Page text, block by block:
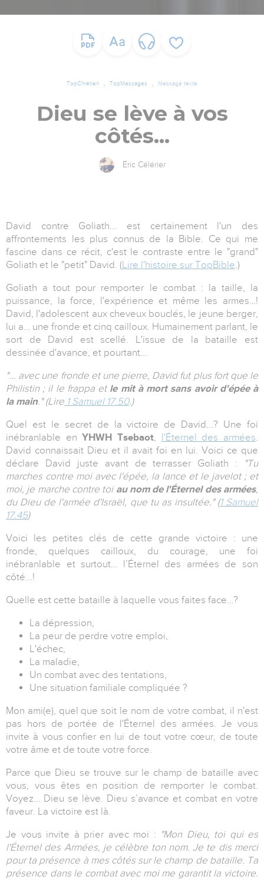
TopChrétien TopMessages Message texte
Dieu se lève à vos
côtés...
Éric Célérier
David contre Goliath... est certainement l'un des
affrontements les plus connus de la Bible. Ce qui me
fascine dans ce récit, c'est le contraste entre le "grand"
Goliath et le "petit" David. (Lire l'histoire sur TopBible.)
Goliath a tout pour remporter le combat : la taille, la
puissance, la force, l'expérience et même les armes…!
David, l'adolescent aux cheveux bouclés, le jeune berger,
lui a… une fronde et cinq cailloux. Humainement parlant, le
sort de David est scellé. L'issue de la bataille est
dessinée d'avance, et pourtant...
"... avec une fronde et une pierre, David fut plus fort que le
Philistin ; il le frappa et le mit à mort sans avoir d'épée à
la main." (Lire 1 Samuel 17.50.)
Quel est le secret de la victoire de David...? Une foi
inébranlable enYHWH Tsebaot, l'Éternel des armées.
David connaissait Dieu et il avait foi en lui. Voici ce que
déclare David juste avant de terrasser Goliath : "Tu
marches contre moi avec l'épée, la lance et le javelot ; et
moi, je marche contre toi au nom de l'Éternel des armées,
du Dieu de l'armée d'Israël, que tu as insultée. " (1 Samuel
17.45)
Voici les petites clés de cette grande victoire : une
fronde, quelques cailloux, du courage, une foi
inébranlable et surtout… l’Éternel des armées de son
côté...!
Quelle est cette bataille à laquelle vous faites face…?
La dépression,
La peur de perdre votre emploi,
L'échec,
La maladie,
Un combat avec des tentations,
Une situation familiale compliquée ?
Mon ami(e), quel que soit le nom de votre combat, il n'est
pas hors de portée de l'Éternel des armées. Je vous
invite à vous confier en lui de tout votre cœur, de toute
votre âme et de toute votre force.
Parce que Dieu se trouve sur le champ de bataille avec
vous, vous êtes en position de remporter le combat.
Voyez… Dieu se lève. Dieu s’avance et combat en votre
faveur. La victoire est là.
Je vous invite à prier avec moi : "Mon Dieu, toi qui es
l'Éternel des Armées, je célèbre ton nom. Je te dis merci
pour ta présence à mes côtés sur le champ de bataille. Ta
présence dans le combat avec moi me garantit la victoire.